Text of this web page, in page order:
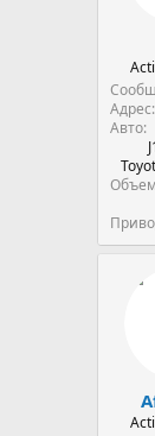
Адрес
Авто